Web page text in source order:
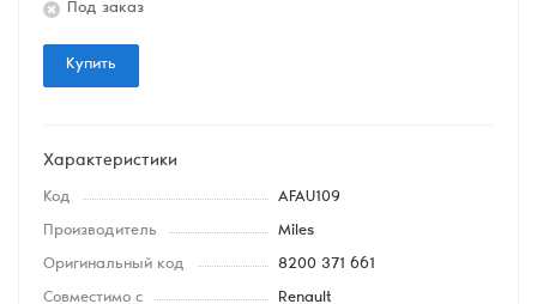
Под заказ
Купить
Характеристики
Код AFAU109
Производитель Miles
Оригинальный код 8200 371 661
Совместимо с Renault